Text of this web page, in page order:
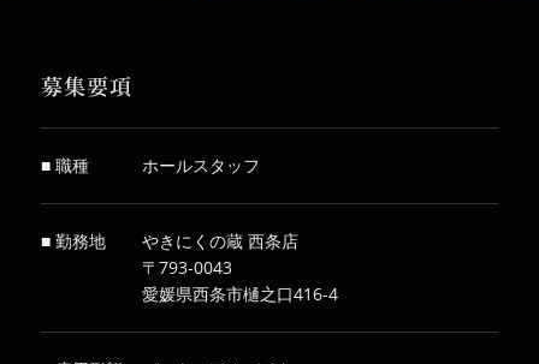
募集要項
■ 職種 ホールスタッフ
■ 勤務地
やきにくの蔵 西条店
〒793-0043
愛媛県西条市樋之口416-4